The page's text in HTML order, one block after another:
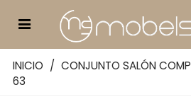
INICIO / CONJUNTO SALÓN
63